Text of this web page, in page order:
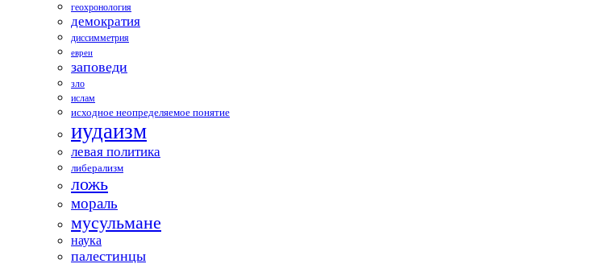
геохронология
демократия
диссимметрия
евреи
заповеди
зло
ислам
исходное неопределяемое понятие
иудаизм
левая политика
либерализм
ложь
мораль
мусульмане
наука
палестинцы